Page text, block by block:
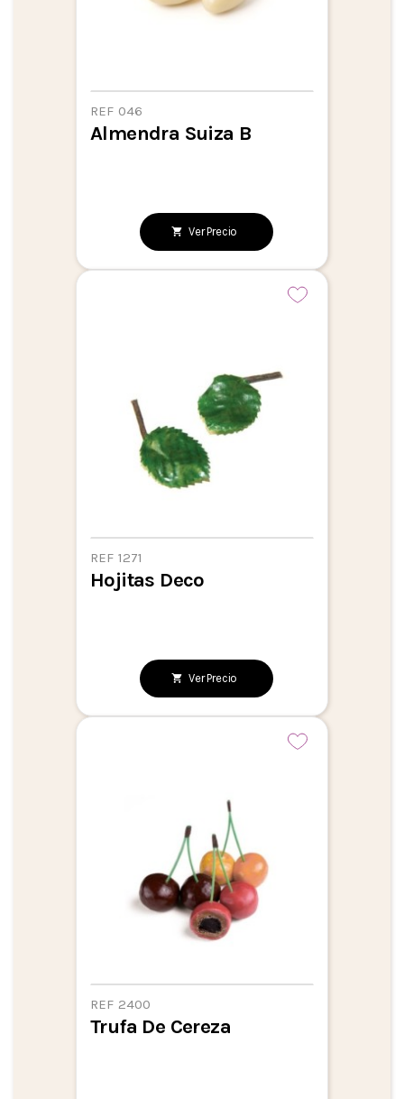
REF 046
Almendra Suiza B
Ver Precio
REF 1271
Hojitas Deco
Ver Precio
REF 2400
Trufa De Cereza